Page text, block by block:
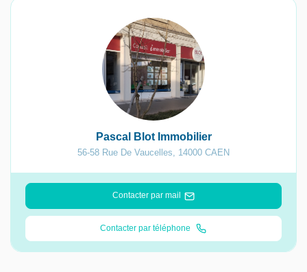
Pascal Blot Immobilier
56-58 Rue De Vaucelles, 14000 CAEN
Contacter par mail
Contacter par téléphone